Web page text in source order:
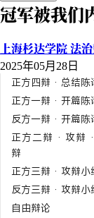
冠军被我们
上海杉达学院 法
2025年05月28日
正方四辩 · 总结陈
正方一辩 · 开篇陈
反方一辩 · 开篇陈
正方二辩 · 攻辩
辩
正方三辩 · 攻辩小
反方三辩 · 攻辩小
自由辩论